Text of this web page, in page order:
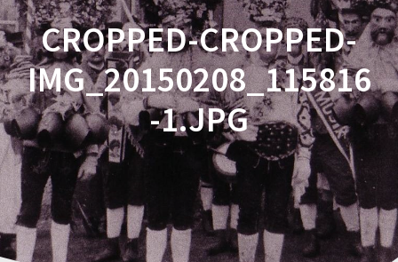
CROPPED-CROPPED-
IMG_20150208_115816
-1.JPG